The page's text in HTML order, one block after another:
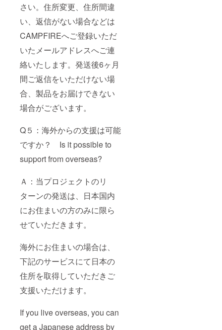
さい。住所変更、住所間違
い、返信がない場合などは
CAMPFIREへご登録いただ
いたメールアドレスへご連
絡いたします。発送後6ヶ月
間ご返信をいただけない場
合、製品をお届けできない
場合がございます。
Q５：海外からの支援は可能
ですか？ Is it possible to
support from overseas?
Ａ：当プロジェクトのリ
ターンの発送は、日本国内
にお住まいの方のみに限ら
せていただきます。
海外にお住まいの場合は、
下記のサービスにて日本の
住所を取得していただきご
支援いただけます。
If you live overseas, you can
get a Japanese address by